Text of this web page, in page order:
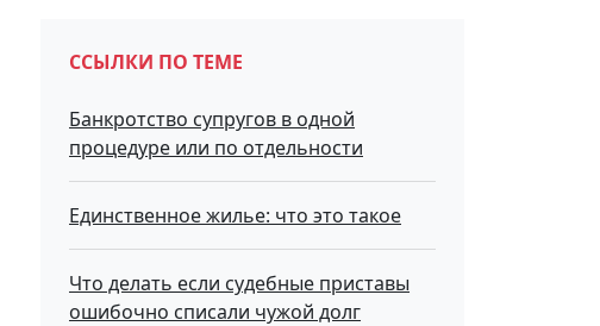
ССЫЛКИ ПО ТЕМЕ
Банкротство супругов в одной
процедуре или по отдельности
Единственное жилье: что это такое
Что делать если судебные приставы
ошибочно списали чужой долг